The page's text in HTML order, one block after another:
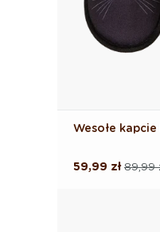
Wesołe
Cena
89,99
Cena
59,99 zł